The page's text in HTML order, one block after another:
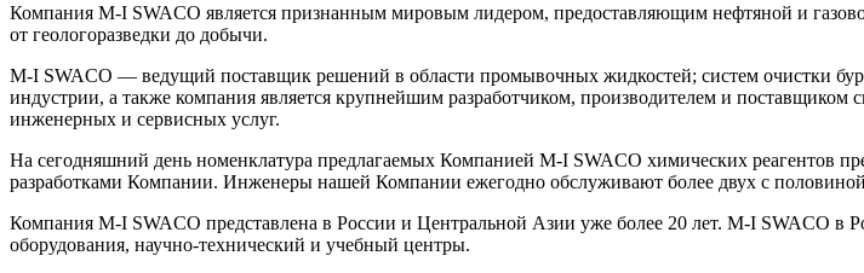
Компания M-I SWACO является признанным мировым лидером, предоставляющим нефтяной и
от геологоразведки до добычи.
M-I SWACO — ведущий поставщик решений в области промывочных жидкостей; систем очистки
индустрии, а также компания является крупнейшим разработчиком, производителем и поставщиком
инженерных и сервисных услуг.
На сегодняшний день номенклатура предлагаемых Компанией M-I SWACO химических реагентов
разработками Компании. Инженеры нашей Компании ежегодно обслуживают более двух с
Компания M-I SWACO представлена в России и Центральной Азии уже более 20 лет. M-I SWACO в
оборудования, научно-технический и учебный центры.